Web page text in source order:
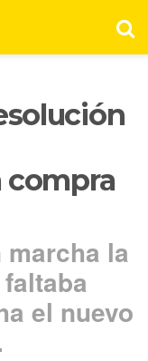
compra
la
el nuevo